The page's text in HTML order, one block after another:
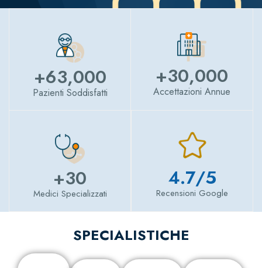
Pazienti Soddisfatti
+63,000
Accettazioni Annue
+30,000
Medici Specializzati
+30
Recensioni Google
4.7/5
SPECIALISTICHE